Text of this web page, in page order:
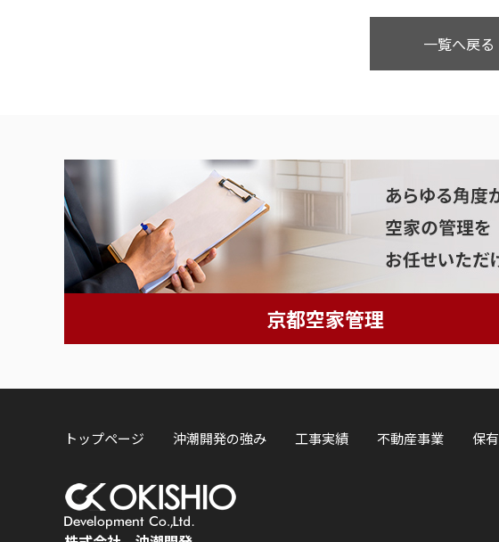
一覧へ戻る
京都空家管理
トップページ 沖潮開発の強み 工事実績 不動産事業 保